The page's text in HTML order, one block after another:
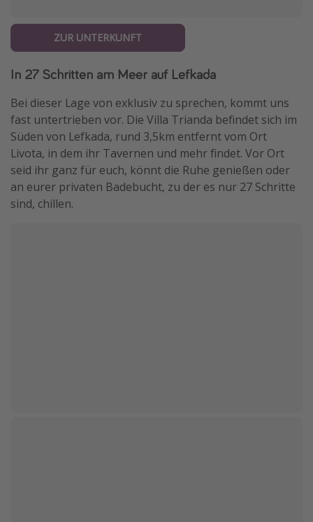
ZUR UNTERKUNFT
In 27 Schritten am Meer auf Lefkada
Bei dieser Lage von exklusiv zu sprechen, kommt uns
fast untertrieben vor. Die Villa Trianda befindet sich im
Süden von Lefkada, rund 3,5km entfernt vom Ort
Livota, in dem ihr Tavernen und mehr findet. Vor Ort
seid ihr ganz für euch, könnt die Ruhe genießen oder
an eurer privaten Badebucht, zu der es nur 27 Schritte
sind, chillen.